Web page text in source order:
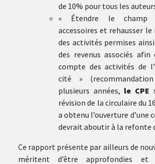
de 10% pour tous les
« Étendre le champ
accessoires et rehausser
des activités permises
des revenus associés
compte des activités de
cité »
plusieurs années, le CPE
révision de la circulaire du
a obtenu l’ouverture d’une
devrait aboutir à la refonte
Ce rapport présente par ailleurs de
méritent d’être approfondies et